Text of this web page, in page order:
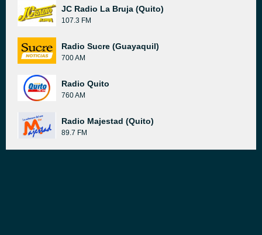
JC Radio La Bruja (Quito)
107.3 FM
Radio Sucre (Guayaquil)
700 AM
Radio Quito
760 AM
Radio Majestad (Quito)
89.7 FM